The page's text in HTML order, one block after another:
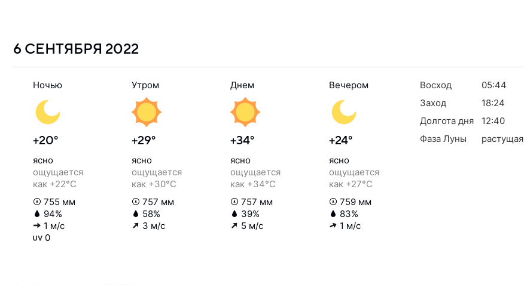
6 СЕНТЯБРЯ 2022
Ночью
+20°
ясно
ощущается
как +22°C
755 мм
94%
1 м/с
0
Утром
+29°
ясно
ощущается
как +30°C
757 мм
58%
3 м/с
Днем
+34°
ясно
ощущается
как +34°C
757 мм
39%
5 м/с
Вечером
+24°
ясно
ощущается
как +27°C
759 мм
83%
1 м/с
Восход
05:44
Заход
18:24
Долгота дня
12:40
Фаза Луны
растущая